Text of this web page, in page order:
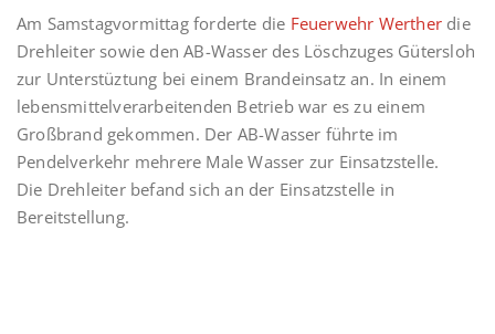
Am Samstagvormittag forderte die Feuerwehr Werther die
Drehleiter sowie den AB-Wasser des Löschzuges Gütersloh
zur Unterstüztung bei einem Brandeinsatz an. In einem
lebensmittelverarbeitenden Betrieb war es zu einem
Großbrand gekommen. Der AB-Wasser führte im
Pendelverkehr mehrere Male Wasser zur Einsatzstelle.
Die Drehleiter befand sich an der Einsatzstelle in
Bereitstellung.